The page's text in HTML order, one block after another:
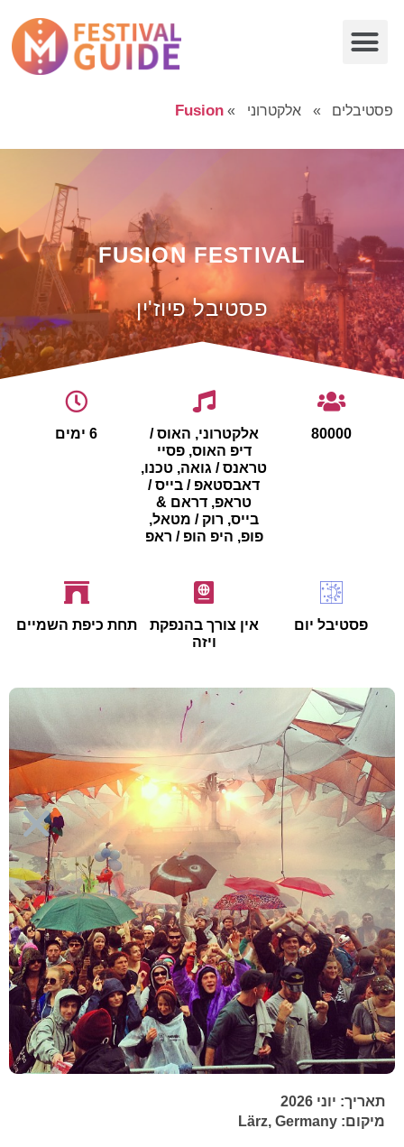
פסטיבלים » אלקטרוני »
Fusion
FUSION FESTIVAL
פסטיבל פיוז'ין
80000
אלקטרוני, האוס /
דיפ האוס, פסיי
טראנס / גואה, טכנו,
דאבסטאפ / בייס /
טראפ, דראם &
בייס, רוק / מטאל,
פופ, היפ הופ / ראפ
6 ימים
פסטיבל יום
אין צורך בהנפקת
ויזה
תחת כיפת השמיים
תאריך: יוני 2026
מיקום: Lärz, Germany